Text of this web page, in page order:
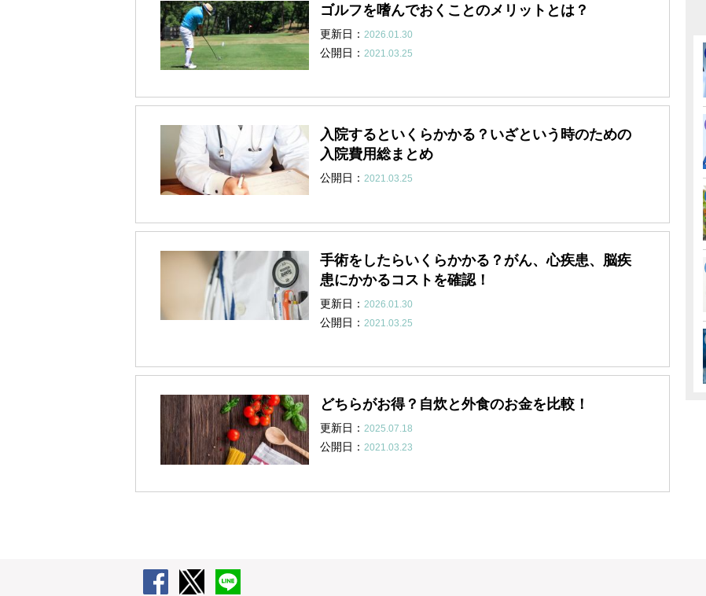
ゴルフを嗜んでおくことのメリットとは？
更新日： 2026.01.30
公開日： 2021.03.25
入院するといくらかかる？いざという時のための
入院費用総まとめ
公開日： 2021.03.25
手術をしたらいくらかかる？がん、心疾患、脳疾
患にかかるコストを確認！
更新日： 2026.01.30
公開日： 2021.03.25
どちらがお得？自炊と外食のお金を比較！
更新日： 2025.07.18
公開日： 2021.03.23